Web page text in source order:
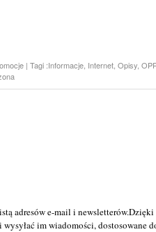
| Tagi :Informacje Internet Opisy
adresów e-mail i newsletterów.Dzięki
im wiadomości, dostosowane